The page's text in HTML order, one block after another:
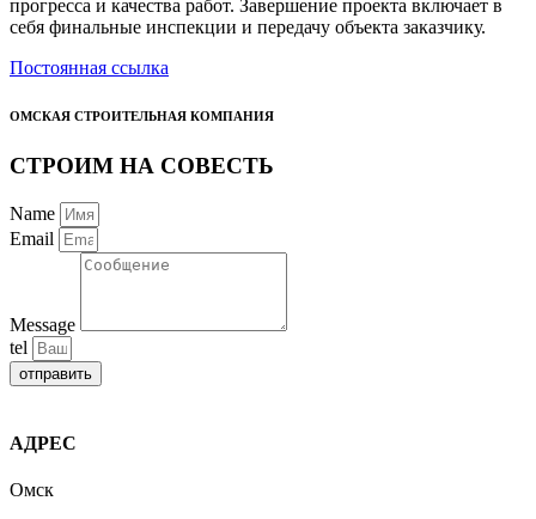
прогресса и качества работ. Завершение проекта включает в
себя финальные инспекции и передачу объекта заказчику.
Постоянная ссылка
ОМСКАЯ СТРОИТЕЛЬНАЯ КОМПАНИЯ
СТРОИМ НА СОВЕСТЬ
Name
Email
Message
tel
отправить
АДРЕС
Омск